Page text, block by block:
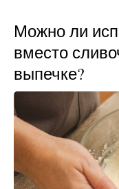
Можно ли
вместо
выпечке?